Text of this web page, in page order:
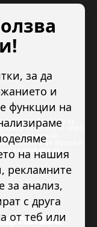
на правата на
на 89 978.50 евро,
по линия на
проекта е да укрепи и
на правата на
за да
и
функции на
на нашия
рекламните
за анализ,
с друга
от теб или